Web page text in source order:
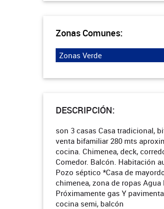
Zonas Comunes:
Zonas Verde
DESCRIPCIÓN:
son 3 casas Casa tradicional,
venta bifamiliar 280 mts
cocina. Chimenea, deck,
Comedor. Balcón. Habitación
Pozo séptico *Casa de
chimenea, zona de ropas
Próximamente gas Y
cocina semi, balcón